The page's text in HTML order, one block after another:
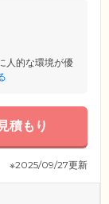
です。アクティ
人的な環境が優
積もり
※2025/09/27更新